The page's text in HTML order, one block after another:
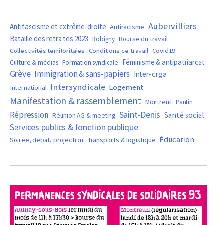
Antifascisme et extrême-droite Antiracisme Aubervilliers
Bataille des retraites 2023 Bobigny Bourse du travail
Collectivités territoritales Conditions de travail Covid19
Culture & médias Formation syndicale Féminisme & antipatriarcat
Grève Immigration & sans-papiers Inter-orga
International Intersyndicale Logement
Manifestation & rassemblement Montreuil Pantin
Répression Réunion AG & meeting Saint-Denis Santé social
Services publics & fonction publique
Soirée, débat, projection Transports & logistique Éducation